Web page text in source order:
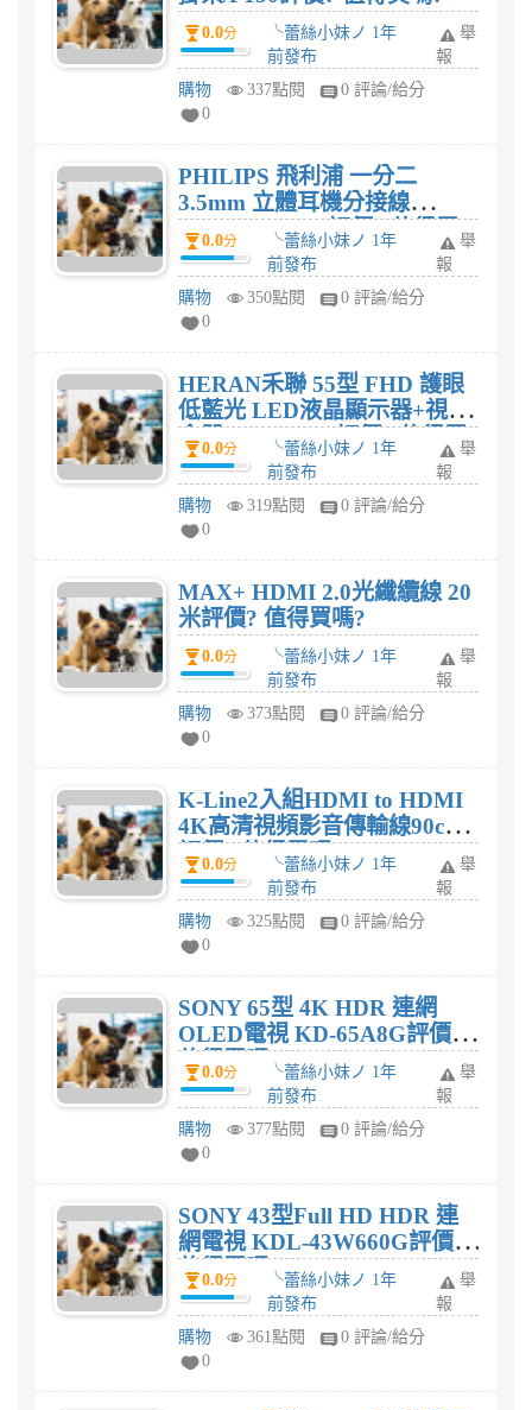
0.0分
╰蕾絲小妹ノ 1年
前發布
舉
報
購物
337點閱
0 評論/給分
0
PHILIPS 飛利浦 一分二
3.5mm 立體耳機分接線
SWA2151W/10評價? 值得買
嗎?
0.0分
╰蕾絲小妹ノ 1年
前發布
舉
報
購物
350點閱
0 評論/給分
0
HERAN禾聯 55型 FHD 護眼
低藍光 LED液晶顯示器+視訊
盒器 HF-55DB3評價? 值得買
嗎?
0.0分
╰蕾絲小妹ノ 1年
前發布
舉
報
購物
319點閱
0 評論/給分
0
MAX+ HDMI 2.0光纖纜線 20
米評價? 值得買嗎?
0.0分
╰蕾絲小妹ノ 1年
前發布
舉
報
購物
373點閱
0 評論/給分
0
K-Line2入組HDMI to HDMI
4K高清視頻影音傳輸線90cm
評價? 值得買嗎?
0.0分
╰蕾絲小妹ノ 1年
前發布
舉
報
購物
325點閱
0 評論/給分
0
SONY 65型 4K HDR 連網
OLED電視 KD-65A8G評價?
值得買嗎?
0.0分
╰蕾絲小妹ノ 1年
前發布
舉
報
購物
377點閱
0 評論/給分
0
SONY 43型Full HD HDR 連
網電視 KDL-43W660G評價?
值得買嗎?
0.0分
╰蕾絲小妹ノ 1年
前發布
舉
報
購物
361點閱
0 評論/給分
0